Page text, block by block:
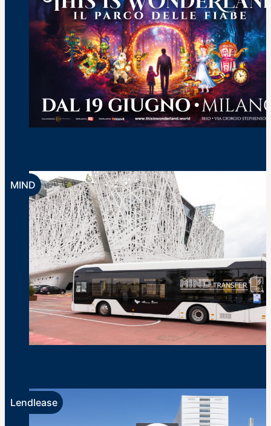
This is wonderland arriva a MIND
MIND
spostamenti nell’area
Lendlease